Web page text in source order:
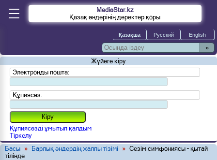
MediaStar.kz
Қазақ әндерінің деректер қоры
»
Жүйеге кіру
Электронды пошта:
Құпиясөз:
Құпиясөзді ұмытып қалдым
Тіркелу
Басы » Барлық әндердің жалпы тізімі » Сезім симфониясы – қытай
тілінде